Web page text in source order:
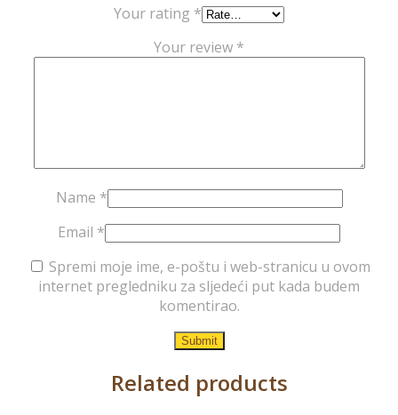
Your rating *
Your review *
Name *
Email *
Spremi moje ime, e-poštu i web-stranicu u ovom
internet pregledniku za sljedeći put kada budem
komentirao.
Related products